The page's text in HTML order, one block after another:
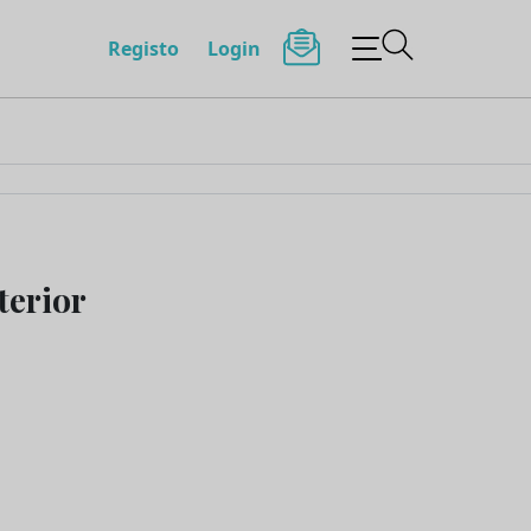
Registo Login